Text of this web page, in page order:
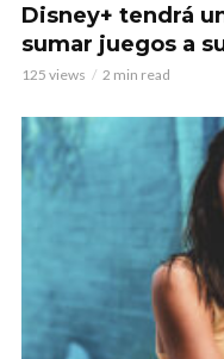
Disney+ tendrá
sumar juegos a
125 views 2 min read